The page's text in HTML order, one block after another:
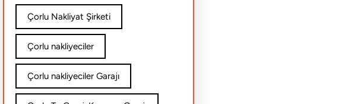
Çorlu Nakliyat Şirketi
Çorlu nakliyeciler
Çorlu nakliyeciler Garajı